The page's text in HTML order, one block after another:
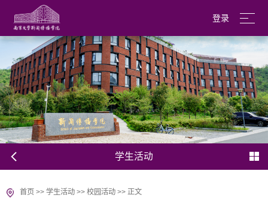
登录
English
学生活动
首页 >>学生活动 >>校园活动 >> 正文